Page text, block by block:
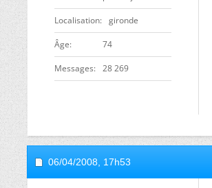
Localisation gironde
ge 74
Messages 28 269
06/04/2008, 17h53